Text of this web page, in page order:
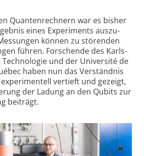
Quanten­rechnern war es bisher
eines Experi­ments auszu­
können zu stö­ren­den
führen. For­schende des Karls­
und der Univer­sité de
haben nun das Ver­ständ­nis
ver­tieft und ge­zeigt,
der La­dung an den Qubits zur
bei­trägt.